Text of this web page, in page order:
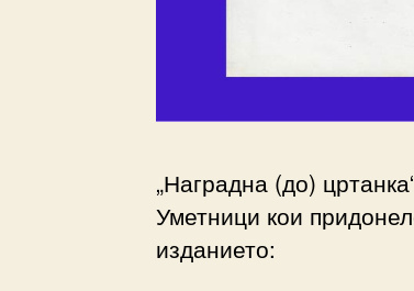
„Наградна (до)
Уметници кои
изданието: